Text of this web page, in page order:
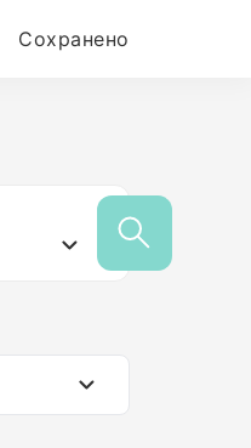
Сохранено